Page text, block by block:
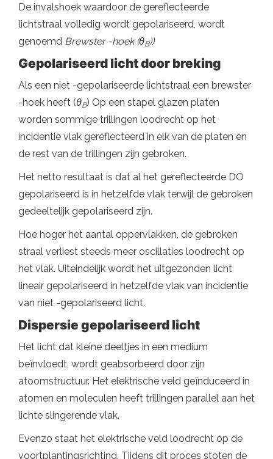
De invalshoek waardoor de gereflecteerde
lichtstraal volledig wordt gepolariseerd, wordt
genoemd Brewster -hoek (θB))
Gepolariseerd licht door breking
Als een niet -gepolariseerde lichtstraal een brewster
-hoek heeft (θB) Op een stapel glazen platen
worden sommige trillingen loodrecht op het
incidentie vlak gereflecteerd in elk van de platen en
de rest van de trillingen zijn gebroken.
Het netto resultaat is dat al het gereflecteerde DO
gepolariseerd is in hetzelfde vlak terwijl de gebroken
gedeeltelijk gepolariseerd zijn.
Hoe hoger het aantal oppervlakken, de gebroken
straal verliest steeds meer oscillaties loodrecht op
het vlak. Uiteindelijk wordt het uitgezonden licht
lineair gepolariseerd in hetzelfde vlak van incidentie
van niet -gepolariseerd licht.
Dispersie gepolariseerd licht
Het licht dat kleine deeltjes in een medium
beïnvloedt, wordt geabsorbeerd door zijn
atoomstructuur. Het elektrische veld geïnduceerd in
atomen en moleculen heeft trillingen parallel aan het
lichte slingerende vlak.
Evenzo staat het elektrische veld loodrecht op de
voortplantingsrichting. Tijdens dit proces stoten de